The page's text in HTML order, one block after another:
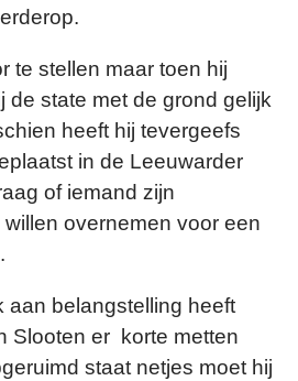
te stellen maar toen hij
de state met de grond gelijk
heeft hij tevergeefs
in de Leeuwarder
of iemand zijn
overnemen voor een
aan belangstelling heeft
Slooten er korte metten
staat netjes moet hij